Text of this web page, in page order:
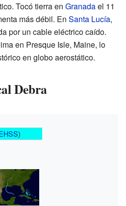
Tocó tierra en Granadael 11
más débil. En Santa Lucía,
por un cable eléctrico caído.
en Presque Isle, Maine, lo
en globo aerostático.
Debra
)